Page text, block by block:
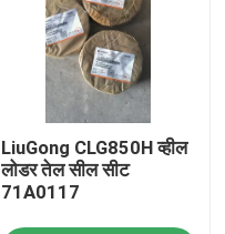
LiuGong CLG850H व्हील
लोडर तेल सील सीट
71A0117